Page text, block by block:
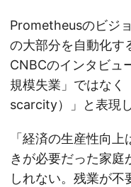
Prometheusのビジ
の大部分を自動化す
CNBCのインタビュ
規模失業」ではな
scarcity）」と表現し
「経済の生産性向
きが必要だった家庭
しれない。残業が不